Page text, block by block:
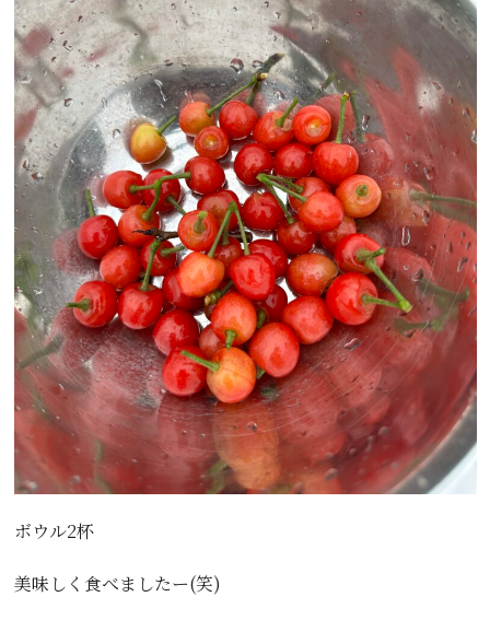
ボウル2杯
美味しく食べましたー(笑)